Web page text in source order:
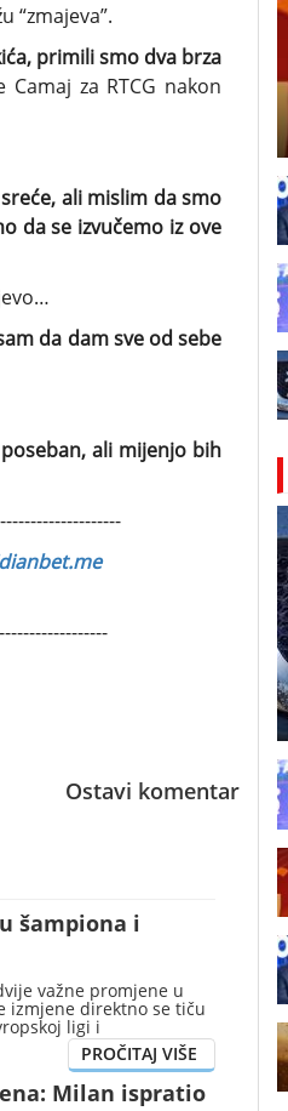
“zmajeva”.
primili smo dva brza
Camaj za RTCG nakon
ali mislim da smo
da se izvučemo iz ove
da dam sve od sebe
ali mijenjo bih
Ostavi komentar
šampiona i
važne promjene u
izmjene direktno se tiču
ligi i
Milan ispratio